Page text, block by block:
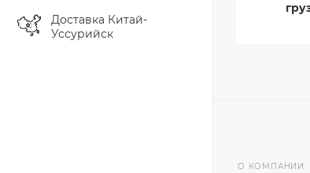
Доставка Китай-
Уссурийск
О КОМПАНИИ